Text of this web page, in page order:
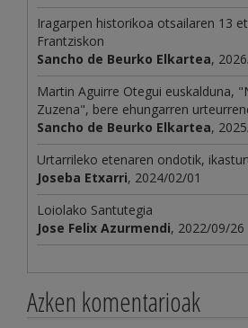
Iragarpen historikoa otsailaren 13
Frantziskon
Sancho de Beurko Elkartea,
Martin Aguirre Otegui euskalduna,
Zuzena", bere ehungarren
Sancho de Beurko Elkartea,
Urtarrileko etenaren ondotik,
Joseba Etxarri, 2024/02/01
Loiolako Santutegia
Jose Felix Azurmendi, 2022/09/26
Azken komentarioak